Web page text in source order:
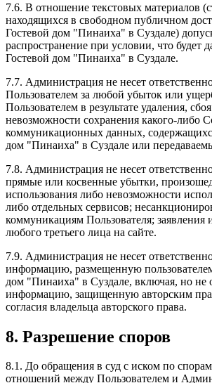
7.6. В отношение текстовых материалов
находящихся в свободном публичном
Гостевой дом "Пинаиха" в Суздале)
распространение при условии, что будет
Гостевой дом "Пинаиха" в Суздале.
7.7. Администрация не несет
Пользователем за любой убыток или
Пользователем в результате удаления,
невозможности сохранения какого-либо
коммуникационных данных,
дом "Пинаиха" в Суздале или
7.8. Администрация не несет
прямые или косвенные убытки,
использования либо невозможности
либо отдельных сервисов;
коммуникациям Пользователя; заявления
любого третьего лица на сайте.
7.9. Администрация не несет
информацию, размещенную
дом "Пинаиха" в Суздале, включая, но не
информацию, защищенную авторским
согласия владельца авторского права.
8. Разрешение споров
8.1. До обращения в суд с иском по
отношений между Пользователем и